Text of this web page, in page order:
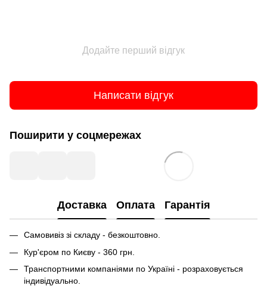
Додайте перший відгук
Написати відгук
Поширити у соцмережах
Доставка Оплата Гарантія
Самовивіз зі складу - безкоштовно.
Кур'єром по Києву - 360 грн.
Транспортними компаніями по Україні - розраховується
індивідуально.